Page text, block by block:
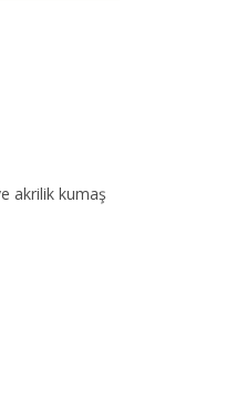
akrilik kumaş